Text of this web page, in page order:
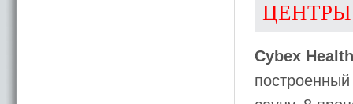
Cybex